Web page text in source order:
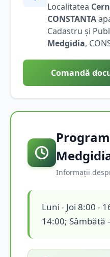
Localitatea
CONSTANTA
Cadastru și
Medgidia,
Comandă
Informații
Luni - Joi 8:00 -
14:00; Sâmbătă